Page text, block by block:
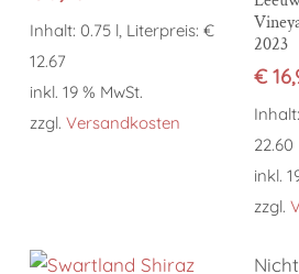
Inhalt: 0.75 l, Literpreis: €
12.67
inkl. 19 % MwSt.
zzgl. Versandkosten
2023
€
22.60
inkl.
zzgl.